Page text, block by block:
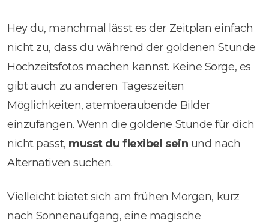
Hey du, manchmal lässt es der Zeitplan einfach
nicht zu, dass du während der goldenen Stunde
Hochzeitsfotos machen kannst. Keine Sorge, es
gibt auch zu anderen Tageszeiten
Möglichkeiten, atemberaubende Bilder
einzufangen. Wenn die goldene Stunde für dich
nicht passt, musst du flexibel sein und nach
Alternativen suchen.
Vielleicht bietet sich am frühen Morgen, kurz
nach Sonnenaufgang, eine magische